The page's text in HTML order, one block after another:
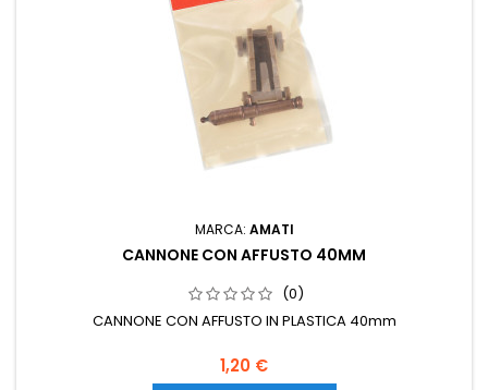
MARCA: AMATI
CANNONE CON AFFUSTO 40MM
(0)
CANNONE CON AFFUSTO IN PLASTICA 40mm
1,20 €